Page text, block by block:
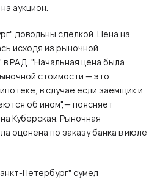
аукцион.
довольны сделкой. Цена на
исходя из рыночной
в РАД. "Начальная цена была
стоимости — это
в случае если заемщик и
об ином",— поясняет
Куберская. Рыночная
оценена по заказу банка в июле
Петербург" сумел